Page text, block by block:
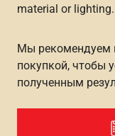
material or lighting.
Мы рекомендуем
покупкой, чтобы
полученным